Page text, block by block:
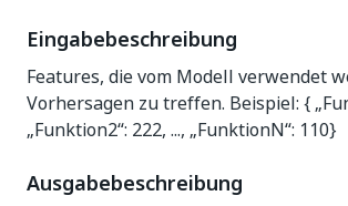
Eingabebeschreibung
Features, die vom Modell verwendet
Vorhersagen zu treffen. Beispiel: {
„Funktion2“: 222, ..., „FunktionN“: 110}
Ausgabebeschreibung